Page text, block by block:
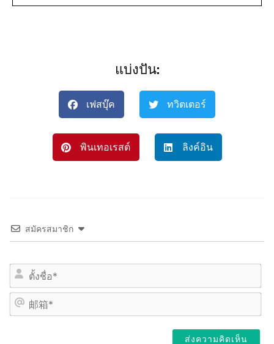
แบ่งปัน:
เฟสบุ๊ค ทวิตเตอร์
พินเทอเรสต์ ลิงค์อิน
สมัครสมาชิก
姓
*
邮
*